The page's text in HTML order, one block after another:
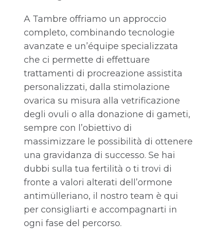
A Tambre offriamo un approccio
completo, combinando tecnologie
avanzate e un’équipe specializzata
che ci permette di effettuare
trattamenti di procreazione assistita
personalizzati, dalla stimolazione
ovarica su misura alla vetrificazione
degli ovuli o alla donazione di gameti,
sempre con l’obiettivo di
massimizzare le possibilità di ottenere
una gravidanza di successo. Se hai
dubbi sulla tua fertilità o ti trovi di
fronte a valori alterati dell’ormone
antimülleriano, il nostro team è qui
per consigliarti e accompagnarti in
ogni fase del percorso.